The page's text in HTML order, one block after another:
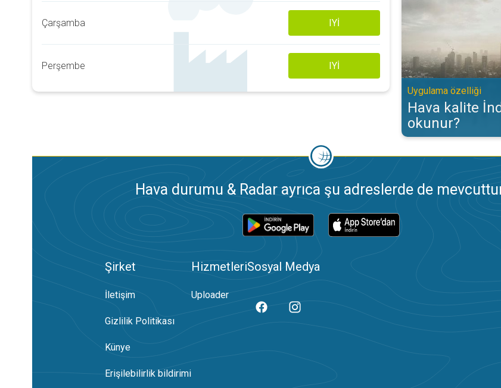
Çarşamba IYI
Perşembe IYI
Uygulama özelliği
Hava kalite
okunur?
Hava durumu & Radar ayrıca şu adreslerde de
Şirket
İletişim
Gizlilik Politikası
Künye
Erişilebilirlik bildirimi
Hizmetleri
Uploader
Sosyal Medya